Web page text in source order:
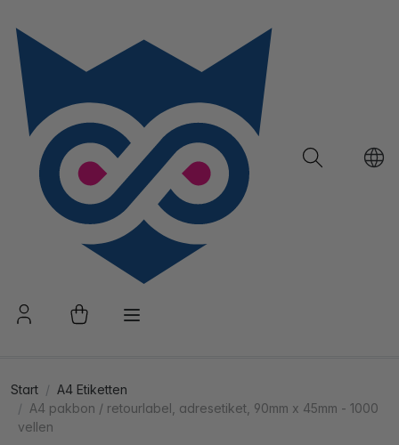
Start
A4 Etiketten
A4 pakbon / retourlabel, adresetiket, 90mm x 45mm - 1000
vellen